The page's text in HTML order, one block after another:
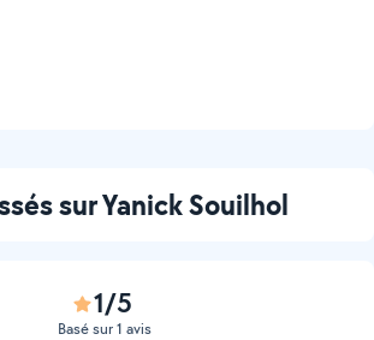
sur Yanick Souilhol
1/5
Basé sur 1 avis